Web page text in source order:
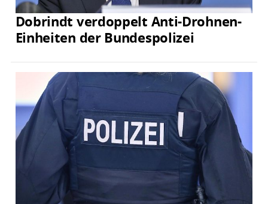
Dobrindt verdoppelt Anti-Drohnen-
Einheiten der Bundespolizei